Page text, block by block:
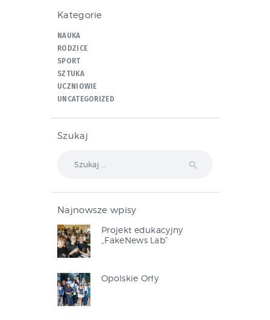
Kategorie
NAUKA
RODZICE
SPORT
SZTUKA
UCZNIOWIE
UNCATEGORIZED
Szukaj
Najnowsze wpisy
Projekt edukacyjny
„FakeNews Lab”
Opolskie Orły